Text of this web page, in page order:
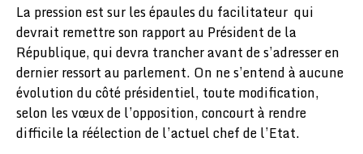
La pression est sur les épaules du facilitateur qui
devrait remettre son rapport au Président de la
République, qui devra trancher avant de s’adresser en
dernier ressort au parlement. On ne s’entend à aucune
évolution du côté présidentiel, toute modification,
selon les vœux de l’opposition, concourt à rendre
difficile la réélection de l’actuel chef de l’Etat.